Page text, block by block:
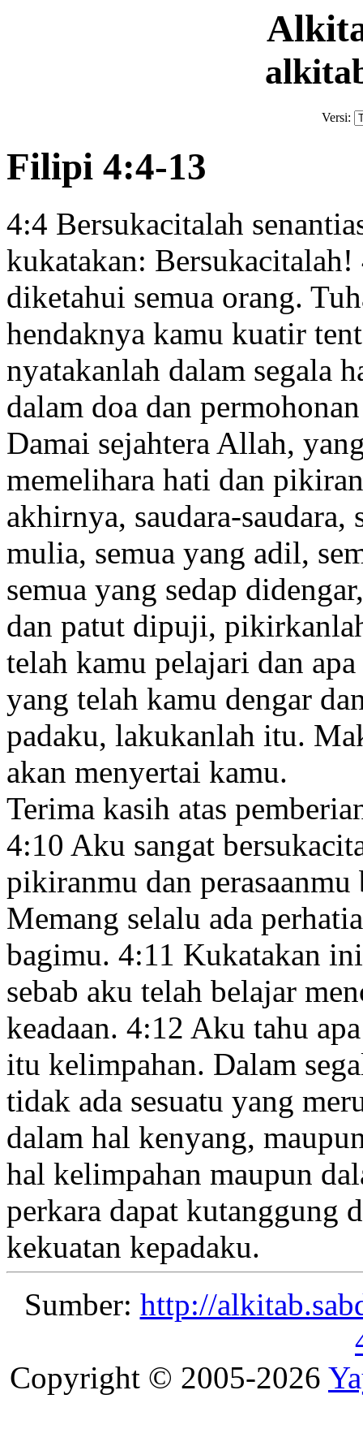
Versi:
Filipi 4:4-13
4:4 Bersukacitalah
kukatakan: Bersukacitalah!
diketahui semua orang.
hendaknya kamu kuatir
nyatakanlah dalam segala
dalam doa dan
Damai sejahtera Allah,
memelihara hati dan
akhirnya, saudara-saudara,
mulia, semua yang adil,
semua yang sedap
dan patut dipuji,
telah kamu pelajari dan
yang telah kamu dengar
padaku, lakukanlah itu.
akan menyertai kamu.
Terima kasih atas
4:10 Aku sangat
pikiranmu dan
Memang selalu ada
bagimu. 4:11 Kukatakan
sebab aku telah belajar
keadaan. 4:12 Aku tahu
itu kelimpahan. Dalam
tidak ada sesuatu yang
dalam hal kenyang,
hal kelimpahan maupun
perkara dapat kutanggung
kekuatan kepadaku.
Sumber: http://
Copyright © 2005-2026